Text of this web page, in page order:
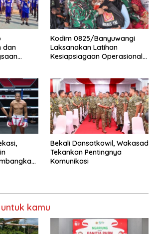
dan
Kodim 0825/Banyuwangi
Laksanakan Latihan
Kesiapsiagaan Operasional
Bekali Dansatkowil, Wakasad
Tekankan Pentingnya
Komunikasi
kamu